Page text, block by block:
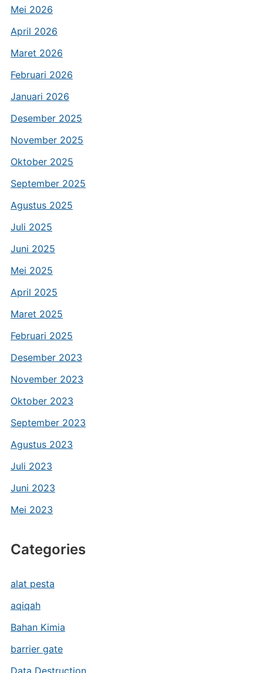
Mei 2026
April 2026
Maret 2026
Februari 2026
Januari 2026
Desember 2025
November 2025
Oktober 2025
September 2025
Agustus 2025
Juli 2025
Juni 2025
Mei 2025
April 2025
Maret 2025
Februari 2025
Desember 2023
November 2023
Oktober 2023
September 2023
Agustus 2023
Juli 2023
Juni 2023
Mei 2023
Categories
alat pesta
aqiqah
Bahan Kimia
barrier gate
Data Destruction